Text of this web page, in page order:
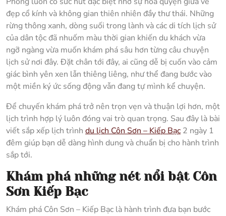
đẹp cổ kính và không gian thiên nhiên đầy thư thái. Những
rừng thông xanh, dòng suối trong lành và các di tích lịch sử
của dân tộc đã nhuốm màu thời gian khiến du khách vừa
ngỡ ngàng vừa muốn khám phá sâu hơn từng câu chuyện
lịch sử nơi đây. Đặt chân tới đây, ai cũng dễ bị cuốn vào cảm
giác bình yên xen lẫn thiêng liêng, như thể đang bước vào
một miền ký ức sống động vẫn đang tự mình kể chuyện.
Để chuyến khám phá trở nên trọn vẹn và thuận lợi hơn, một
lịch trình hợp lý luôn đóng vai trò quan trọng. Sau đây là bài
viết sắp xếp lịch trình du lịch Côn Sơn – Kiếp Bạc 2 ngày 1
đêm giúp bạn dễ dàng hình dung và chuẩn bị cho hành trình
sắp tới.
Khám phá những nét nổi bật Côn
Sơn Kiếp Bạc
Khám phá Côn Sơn – Kiếp Bạc là hành trình đưa bạn bước